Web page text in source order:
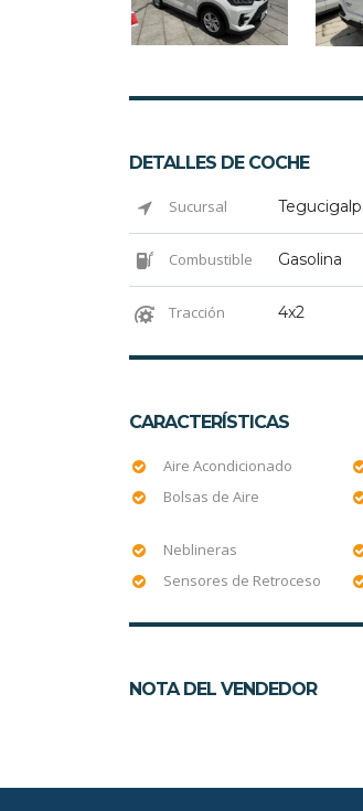
DETALLES DE COCHE
Sucursal
Combustible Gasolina
Tracción 4x2
CARACTERÍSTICAS
Aire Acondicionado
Bolsas de Aire
Neblineras
Sensores de Retroceso
NOTA DEL VENDEDOR